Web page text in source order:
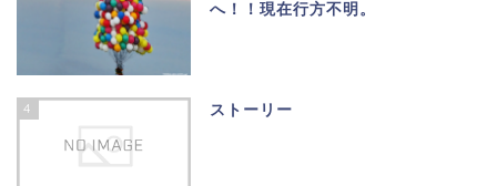
へ！！現在行方不明。
4 ストーリー